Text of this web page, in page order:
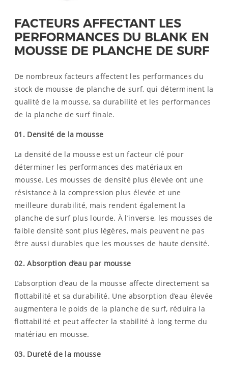
FACTEURS AFFECTANT LES
PERFORMANCES DU BLANK EN
MOUSSE DE PLANCHE DE SURF
De nombreux facteurs affectent les performances du
stock de mousse de planche de surf, qui déterminent la
qualité de la mousse, sa durabilité et les performances
de la planche de surf finale.
01. Densité de la mousse
La densité de la mousse est un facteur clé pour
déterminer les performances des matériaux en
mousse. Les mousses de densité plus élevée ont une
résistance à la compression plus élevée et une
meilleure durabilité, mais rendent également la
planche de surf plus lourde. À l’inverse, les mousses de
faible densité sont plus légères, mais peuvent ne pas
être aussi durables que les mousses de haute densité.
02.Absorption d’eau par mousse
L’absorption d’eau de la mousse affecte directement sa
flottabilité et sa durabilité. Une absorption d’eau élevée
augmentera le poids de la planche de surf, réduira la
flottabilité et peut affecter la stabilité à long terme du
matériau en mousse.
03. Dureté de la mousse